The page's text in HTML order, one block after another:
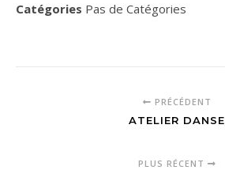
Catégories Pas de Catégories
PRÉCÉDENT
ATELIER DANSE
PLUS RÉCENT